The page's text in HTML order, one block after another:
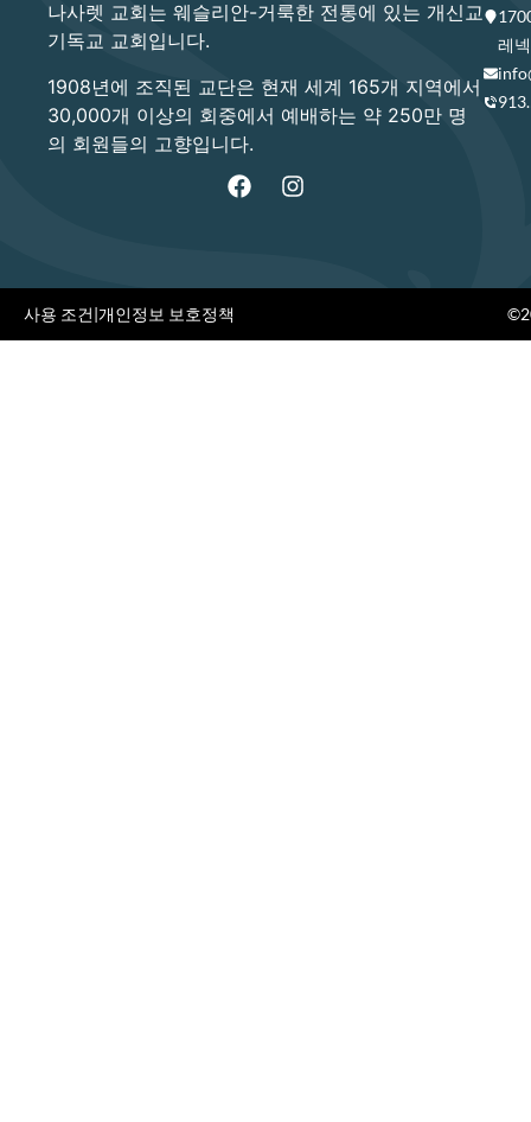
나사렛 교회는 웨슬리안-거룩한 전통에 있는 개신교
기독교 교회입니다.
1908년에 조직된 교단은 현재 세계 165개 지역에서
30,000개 이상의 회중에서 예배하는 약 250만 명
의 회원들의 고향입니다.
레
사용 조건|개인정보 보호정책